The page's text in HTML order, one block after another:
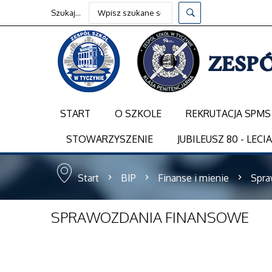
Szukaj...
START O SZKOLE REKRUTACJA SPMS
STOWARZYSZENIE JUBILEUSZ 80 -
Start BIP Finanse i mienie
SPRAWOZDANIA FINANSOWE